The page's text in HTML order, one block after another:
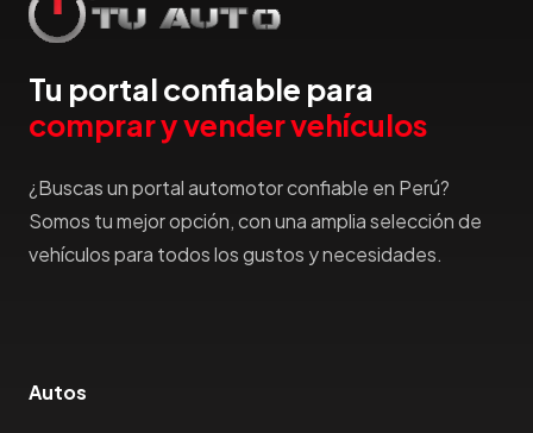
Tu portal confiable para
comprar y vender vehículos
¿Buscas un portal automotor confiable en Perú?
Somos tu mejor opción, con una amplia selección de
vehículos para todos los gustos y necesidades.
Autos